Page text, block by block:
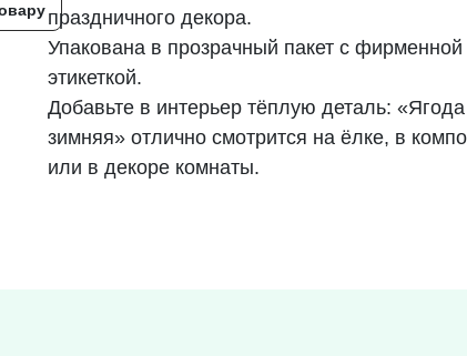
праздничного декора.
Упакована в прозрачный пакет с фирменной
этикеткой.
Добавьте в интерьер тёплую деталь: «Ягода
зимняя» отлично смотрится на ёлке, в
или в декоре комнаты.